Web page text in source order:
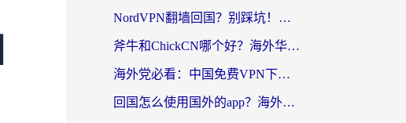
NordVPN翻墙回国？别踩坑！海外党无缝访问国内资源的真实指南
斧牛和ChickCN哪个好？海外华人亲测3款回国加速器+免费试用攻略
海外党必看：中国免费VPN下载避坑指南 + 无缝访问国内资源的终极方案
回国怎么使用国外的app？海外党必看的无缝访问国内资源全攻略